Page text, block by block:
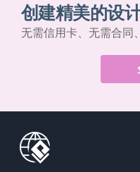
创建精美的设
无需信用卡、无需合同